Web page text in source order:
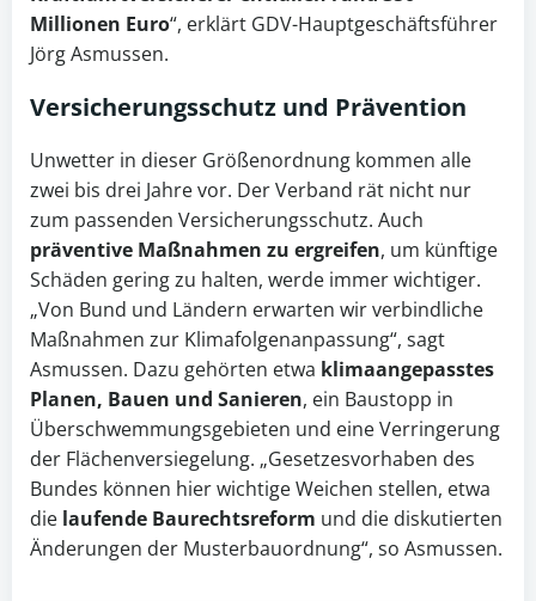
Millionen Euro“, erklärt GDV-Hauptgeschäftsführer
Jörg Asmussen.
Versicherungsschutz und Prävention
Unwetter in dieser Größenordnung kommen alle
zwei bis drei Jahre vor. Der Verband rät nicht nur
zum passenden Versicherungsschutz. Auch
präventive Maßnahmen zu ergreifen, um künftige
Schäden gering zu halten, werde immer wichtiger.
„Von Bund und Ländern erwarten wir verbindliche
Maßnahmen zur Klimafolgenanpassung“, sagt
Asmussen. Dazu gehörten etwa klimaangepasstes
Planen, Bauen und Sanieren, ein Baustopp in
Überschwemmungsgebieten und eine Verringerung
der Flächenversiegelung. „Gesetzesvorhaben des
Bundes können hier wichtige Weichen stellen, etwa
die laufende Baurechtsreform und die diskutierten
Änderungen der Musterbauordnung“, so Asmussen.